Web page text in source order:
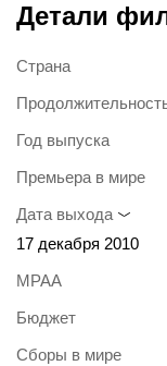
Детали
Страна
Год выпуска
Премьера в мире
Дата выхода
17 декабря 2010
MPAA
Бюджет
Сборы в мире